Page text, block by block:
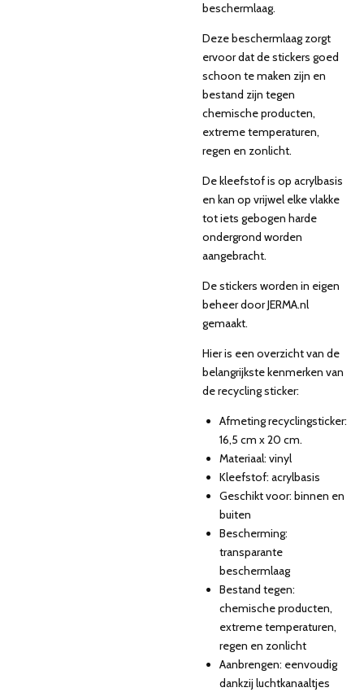
beschermlaag.
Deze beschermlaag zorgt
ervoor dat de stickers goed
schoon te maken zijn en
bestand zijn tegen
chemische producten,
extreme temperaturen,
regen en zonlicht.
De kleefstof is op acrylbasis
en kan op vrijwel elke vlakke
tot iets gebogen harde
ondergrond worden
aangebracht.
De stickers worden in eigen
beheer door JERMA.nl
gemaakt.
Hier is een overzicht van de
belangrijkste kenmerken van
de recycling sticker:
Afmeting recyclingsticker:
16,5 cm x 20 cm.
Materiaal: vinyl
Kleefstof: acrylbasis
Geschikt voor: binnen en
buiten
Bescherming:
transparante
beschermlaag
Bestand tegen:
chemische producten,
extreme temperaturen,
regen en zonlicht
Aanbrengen: eenvoudig
dankzij luchtkanaaltjes